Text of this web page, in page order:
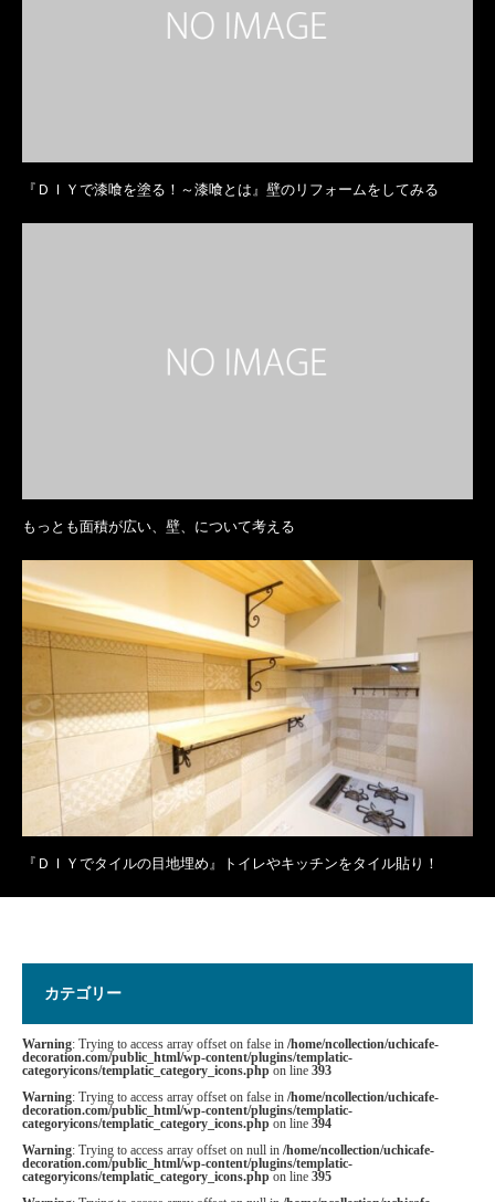
『ＤＩＹで漆喰を塗る！～漆喰とは』壁のリフォームをしてみる
もっとも面積が広い、壁、について考える
『ＤＩＹでタイルの目地埋め』トイレやキッチンをタイル貼り！
カテゴリー
Warning: Trying to access array offset on false in /home/ncollection/uchicafe-
decoration.com/public_html/wp-content/plugins/templatic-
categoryicons/templatic_category_icons.php on line 393
Warning: Trying to access array offset on false in /home/ncollection/uchicafe-
decoration.com/public_html/wp-content/plugins/templatic-
categoryicons/templatic_category_icons.php on line 394
Warning: Trying to access array offset on null in /home/ncollection/uchicafe-
decoration.com/public_html/wp-content/plugins/templatic-
categoryicons/templatic_category_icons.php on line 395